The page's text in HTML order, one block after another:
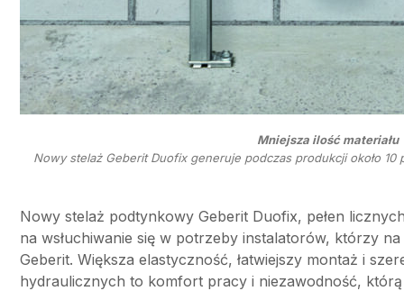
Mniejsza ilość materiału
Nowy stelaż Geberit Duofix generuje podczas produkcji około
Nowy stelaż podtynkowy Geberit Duofix, pełen
na wsłuchiwanie się w potrzeby instalatorów, którzy
Geberit. Większa elastyczność, łatwiejszy montaż i
hydraulicznych to komfort pracy i niezawodność,